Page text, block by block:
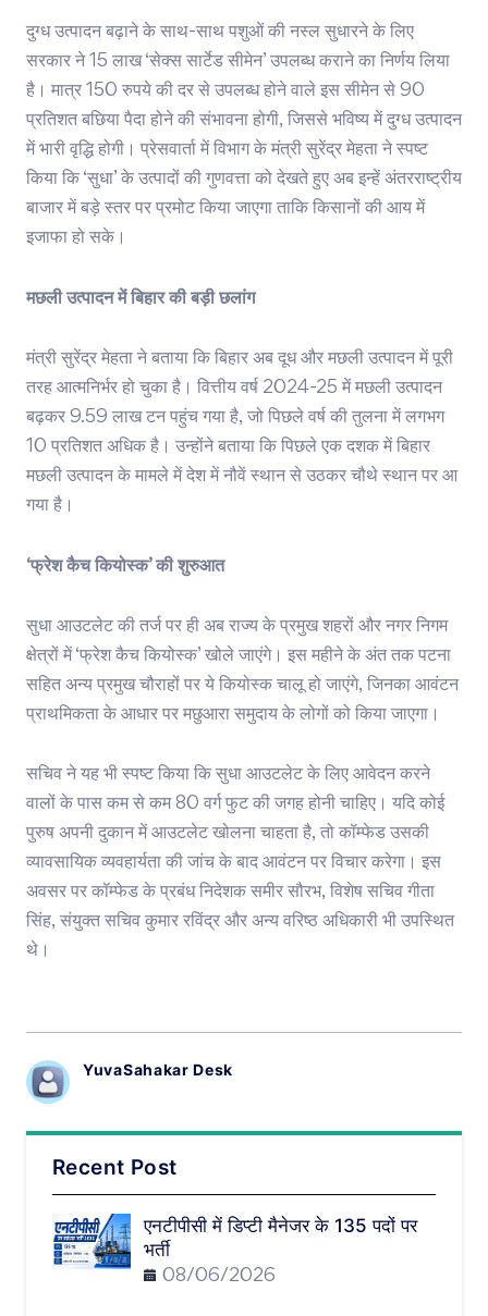
दुग्ध उत्पादन बढ़ाने के साथ-साथ पशुओं की नस्ल सुधारने के लिए
सरकार ने 15 लाख ‘सेक्स सार्टेड सीमेन’ उपलब्ध कराने का निर्णय लिया
है। मात्र 150 रुपये की दर से उपलब्ध होने वाले इस सीमेन से 90
प्रतिशत बछिया पैदा होने की संभावना होगी, जिससे भविष्य में दुग्ध उत्पादन
में भारी वृद्धि होगी। प्रेसवार्ता में विभाग के मंत्री सुरेंद्र मेहता ने स्पष्ट
किया कि ‘सुधा’ के उत्पादों की गुणवत्ता को देखते हुए अब इन्हें अंतरराष्ट्रीय
बाजार में बड़े स्तर पर प्रमोट किया जाएगा ताकि किसानों की आय में
इजाफा हो सके।
मछली उत्पादन में बिहार की बड़ी छलांग
मंत्री सुरेंद्र मेहता ने बताया कि बिहार अब दूध और मछली उत्पादन में पूरी
तरह आत्मनिर्भर हो चुका है। वित्तीय वर्ष 2024-25 में मछली उत्पादन
बढ़कर 9.59 लाख टन पहुंच गया है, जो पिछले वर्ष की तुलना में लगभग
10 प्रतिशत अधिक है। उन्होंने बताया कि पिछले एक दशक में बिहार
मछली उत्पादन के मामले में देश में नौवें स्थान से उठकर चौथे स्थान पर आ
गया है।
‘फ्रेश कैच कियोस्क’ की शुरुआत
सुधा आउटलेट की तर्ज पर ही अब राज्य के प्रमुख शहरों और नगर निगम
क्षेत्रों में ‘फ्रेश कैच कियोस्क’ खोले जाएंगे। इस महीने के अंत तक पटना
सहित अन्य प्रमुख चौराहों पर ये कियोस्क चालू हो जाएंगे, जिनका आवंटन
प्राथमिकता के आधार पर मछुआरा समुदाय के लोगों को किया जाएगा।
सचिव ने यह भी स्पष्ट किया कि सुधा आउटलेट के लिए आवेदन करने
वालों के पास कम से कम 80 वर्ग फुट की जगह होनी चाहिए। यदि कोई
पुरुष अपनी दुकान में आउटलेट खोलना चाहता है, तो कॉम्फेड उसकी
व्यावसायिक व्यवहार्यता की जांच के बाद आवंटन पर विचार करेगा। इस
अवसर पर कॉम्फेड के प्रबंध निदेशक समीर सौरभ, विशेष सचिव गीता
सिंह, संयुक्त सचिव कुमार रविंद्र और अन्य वरिष्ठ अधिकारी भी उपस्थित
थे।
YuvaSahakar Desk
Recent Post
एनटीपीसी में डिप्टी मैनेजर के 135 पदों पर
भर्ती
08/06/2026